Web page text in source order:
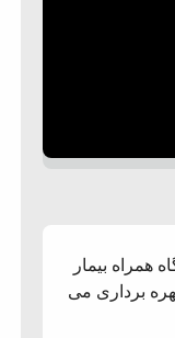
همراه بیمار
برداری می